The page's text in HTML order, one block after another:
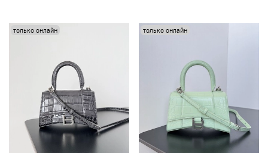
только онлайн только онлайн